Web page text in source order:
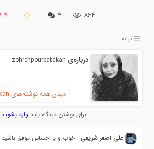
864 ۴ ۴
ترانه
درباره‌ی zohrehpourbabakan
دیدن همه نوشته‌های zohrehpourbabakan
برای نوشتن دیدگاه باید وارد بشوید.
علی اصغر شریفی خوب و با احساس موفق باشید